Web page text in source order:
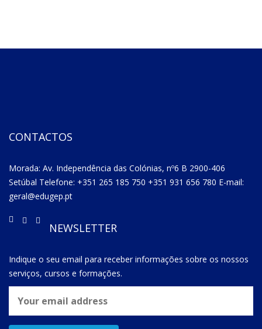
CONTACTOS
Morada: Av. Independência das Colónias, nº6 B 2900-406
Setúbal Telefone: +351 265 185 750 +351 931 656 780 E-mail:
geral@edugep.pt
NEWSLETTER
Indique o seu email para receber informações sobre os nossos
serviços, cursos e formações.